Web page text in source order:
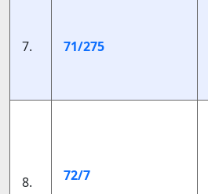
7. 71/275
8. 72/7